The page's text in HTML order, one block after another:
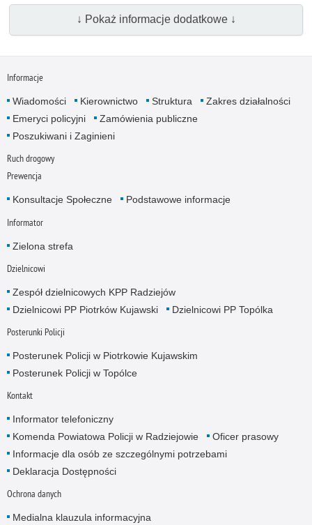
↓ Pokaż informacje dodatkowe ↓
Informacje
Wiadomości Kierownictwo Struktura
Zakres działalności
Emeryci policyjni
Zamówienia publiczne
Poszukiwani i Zaginieni
Ruch drogowy
Prewencja
Konsultacje Społeczne Podstawowe informacje
Informator
Zielona strefa
Dzielnicowi
Zespół dzielnicowych KPP Radziejów
Dzielnicowi PP Piotrków Kujawski
Dzielnicowi PP Topólka
Posterunki Policji
Posterunek Policji w Piotrkowie Kujawskim
Posterunek Policji w Topólce
Kontakt
Informator telefoniczny
Komenda Powiatowa Policji w Radziejowie
Oficer prasowy
Informacje dla osób ze szczególnymi potrzebami
Deklaracja Dostępności
Ochrona danych
Medialna klauzula informacyjna